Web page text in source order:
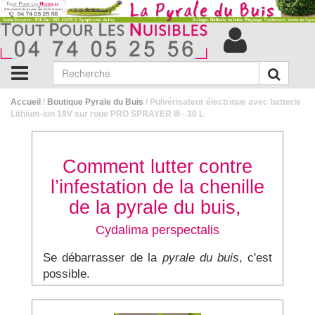
Accueil / Boutique Pyrale du Buis / Pulvérisateur électrique avec batterie
Lithium-ion 18V sur roue PRO SPRAYER III - 30 L
Comment lutter contre
l’infestation de la chenille
de la pyrale du buis,
Cydalima perspectalis
Se débarrasser de la pyrale du buis, c'est
possible.
Le traitement Bioconsiste à pulvériser